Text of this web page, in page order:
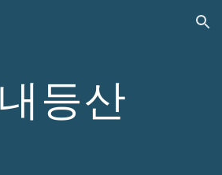
Skip to navigation
등산